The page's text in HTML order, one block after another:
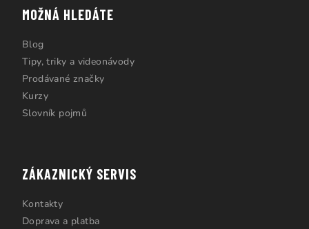
MOŽNÁ HLEDÁTE
Blog
Tipy, triky a videonávody
Prodávané značky
Kurzy
Slovník pojmů
ZÁKAZNICKÝ SERVIS
Kontakty
Doprava a platba